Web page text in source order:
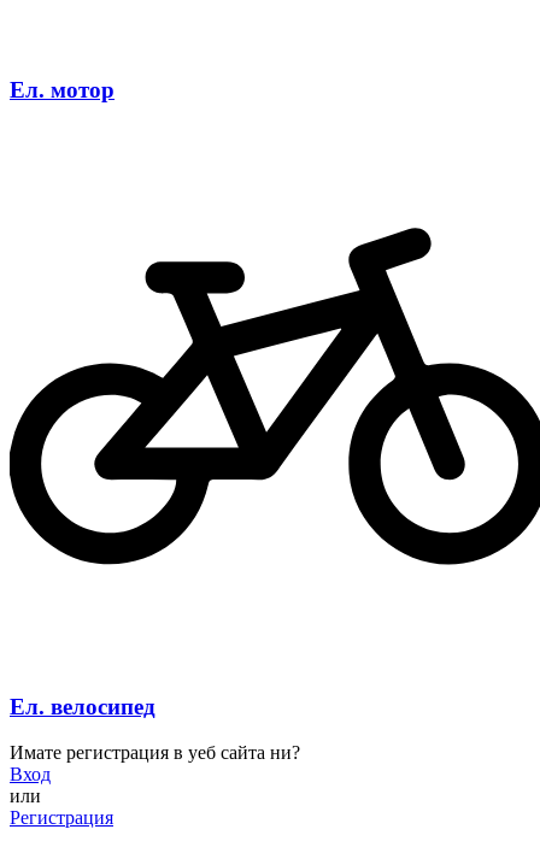
Ел. мотор
Ел. велосипед
Имате регистрация в уеб сайта ни?
Вход
или
Регистрация